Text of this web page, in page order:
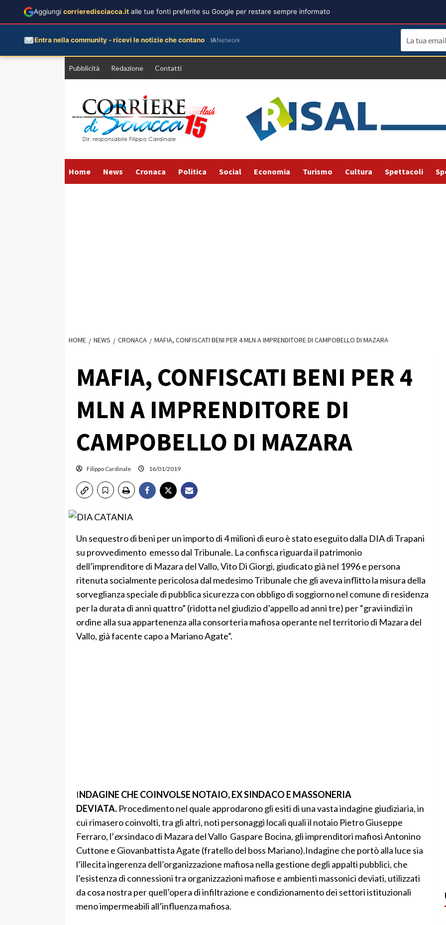
Pubblicità Redazione Contatti
Home News Cronaca Politica Social Economia Turismo Cultura Spettacoli
HOME NEWS CRONACA MAFIA, CONFISCATI BENI PER 4 MLN A IMPRENDITORE DI CAMPOBELLO DI MAZARA
MAFIA, CONFISCATI BENI PER 4
MLN A IMPRENDITORE DI
CAMPOBELLO DI MAZARA
Filippo Cardinale 16/01/2019
Un sequestro di beni per un importo di 4 milioni di euro è stato eseguito dalla DIA di Trapani
su provvedimento emesso dal Tribunale. La confisca riguarda il patrimonio
dell’imprenditore di Mazara del Vallo, Vito Di Giorgi, giudicato già nel 1996 e persona
ritenuta socialmente pericolosa dal medesimo Tribunale che gli aveva inflitto la misura della
sorveglianza speciale di pubblica sicurezza con obbligo di soggiorno nel comune di residenza
per la durata di anni quattro” (ridotta nel giudizio d’appello ad anni tre) per “gravi indizi in
ordine alla sua appartenenza alla consorteria mafiosa operante nel territorio di Mazara del
Vallo, già facente capo a Mariano Agate”.
INDAGINE CHE COINVOLSE NOTAIO, EX SINDACO E MASSONERIA
DEVIATA. Procedimento nel quale approdarono gli esiti di una vasta indagine giudiziaria, in
cui rimasero coinvolti, tra gli altri, noti personaggi locali quali il notaio Pietro Giuseppe
Ferraro, l’exsindaco di Mazara del Vallo Gaspare Bocina, gli imprenditori mafiosi Antonino
Cuttone e Giovanbattista Agate (fratello del boss Mariano).Indagine che portò alla luce sia
l’illecita ingerenza dell’organizzazione mafiosa nella gestione degli appalti pubblici, che
l’esistenza di connessioni tra organizzazioni mafiose e ambienti massonici deviati, utilizzati
da cosa nostra per quell’opera di infiltrazione e condizionamento dei settori istituzionali
meno impermeabili all’influenza mafiosa.
Aggiungi corrieredisciacca.it alle tue fonti preferite su Google per restare sempre informato
Entra nella community - ricevi le notizie che contano IANetwork